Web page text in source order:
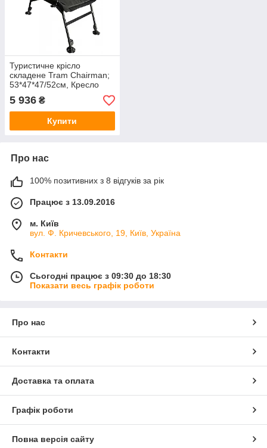
Туристичне крісло
складене Tram Chairman;
53*47*47/52см, Кресло
TRF-031 Original
5 936 ₴
Купити
Про нас
100% позитивних з 8 відгуків за рік
Працює з 13.09.2016
м. Київ
вул. Ф. Кричевського, 19, Київ, Україна
Контакти
Сьогодні працює з 09:30 до 18:30
Показати весь графік роботи
Про нас
Контакти
Доставка та оплата
Графік роботи
Повна версія сайту